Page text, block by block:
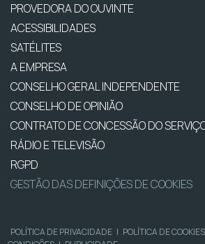
PROVEDORA DO OUVINTE
ACESSIBILIDADES
SATÉLITES
A EMPRESA
CONSELHO GERAL INDEPENDENTE
CONSELHO DE OPINIÃO
CONTRATO DE CONCESSÃO DO
RÁDIO E TELEVISÃO
RGPD
GESTÃO DAS DEFINIÇÕES DE COOKIES
POLÍTICA DE PRIVACIDADE | POLÍTICA DE COOKIES